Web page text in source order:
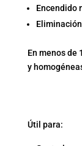
Encendido
En menos de
y
Útil para: